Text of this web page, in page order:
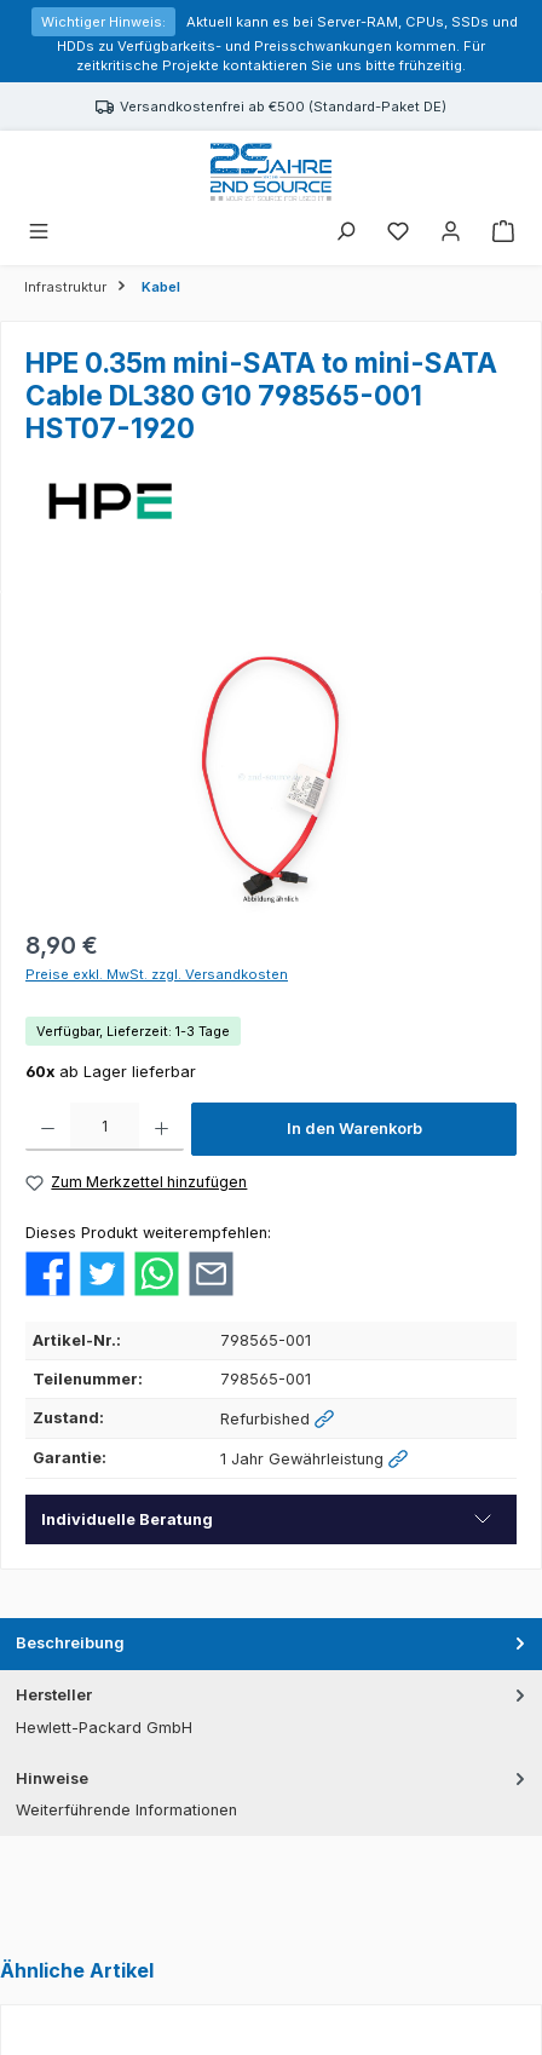
springen
Wichtiger Hinweis:
Aktuell kann es bei Server-RAM, CPUs, SSDs und
HDDs zu Verfügbarkeits- und Preisschwankungen kommen. Für
zeitkritische Projekte kontaktieren Sie uns bitte frühzeitig.
Versandkostenfrei ab €500 (Standard-Paket DE)
Sie haben 0
Infrastruktur Kabel
HPE 0.35m mini-SATA to mini-SATA
Cable DL380 G10 798565-001
HST07-1920
8,90 €
Preise exkl. MwSt. zzgl. Versandkosten
Verfügbar, Lieferzeit: 1-3 Tage
60x ab Lager lieferbar
In den Warenkorb
Zum Merkzettel hinzufügen
Dieses Produkt weiterempfehlen:
Artikel-Nr.: 798565-001
Teilenummer: 798565-001
Zustand: Refurbished
Garantie: 1 Jahr Gewährleistung
Individuelle Beratung
Beschreibung
Hersteller
Hewlett-Packard GmbH
Hinweise
Weiterführende Informationen
Ähnliche Artikel